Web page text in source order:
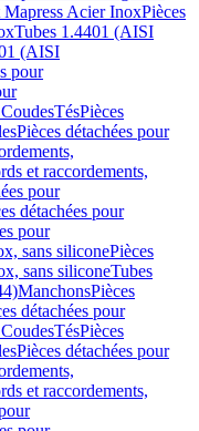
Mapress Acier InoxPièces
Tubes 1.4401 (AISI
(AISI
pour
TésPièces
Pièces détachées pour
et raccordements,
pour
détachées pour
pour
sans siliconePièces
sans siliconeTubes
ManchonsPièces
détachées pour
TésPièces
Pièces détachées pour
et raccordements,